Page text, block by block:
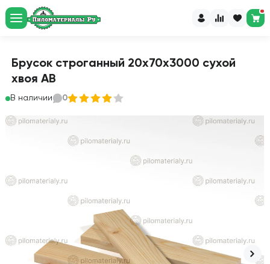
Брусок строганный 20х70х3000 сухой
хвоя АВ
В наличии 0